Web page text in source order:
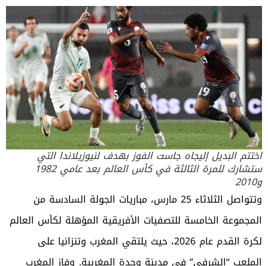
اختتم البديل إليجاه جاست الفوز بهدف لنيوزيلاندا التي
ستشارك للمرة الثالثة في كأس العالم بعد عامي 1982
و2010
وتتواصل الثلاثاء 25 مارس، مباريات الجولة السادسة من
المجموعة الخامسة للتصفيات الأفريقية المؤهلة لكأس العالم
لكرة القدم عام 2026، حيث يلتقي المغرب وتنزانيا على